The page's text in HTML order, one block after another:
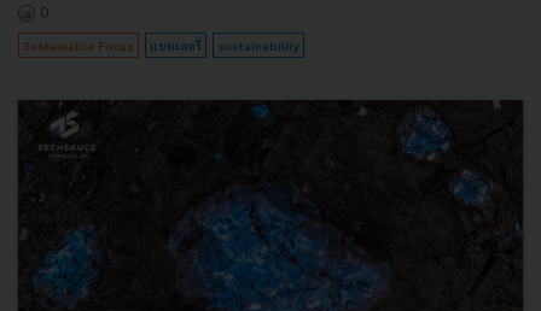
0
Sustainable Focus แบตเตอรี่ sustainability